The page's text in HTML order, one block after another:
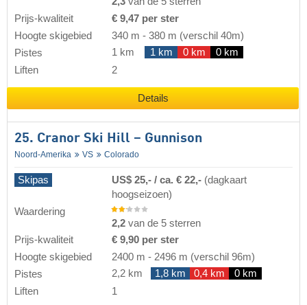
Prijs-kwaliteit
€ 9,47 per ster
Hoogte skigebied
340 m - 380 m (verschil 40m)
Pistes
1 km 1 km 0 km
0 km
Liften
2
Details
25. Cranor Ski Hill – Gunnison
Noord-Amerika VS Colorado
Skipas US$ 25,- / ca. € 22,- (dagkaart
hoogseizoen)
Waardering
2,2 van de 5 sterren
Prijs-kwaliteit
€ 9,90 per ster
Hoogte skigebied
2400 m - 2496 m (verschil 96m)
Pistes
2,2 km 1,8 km 0,4 km
0 km
Liften
1